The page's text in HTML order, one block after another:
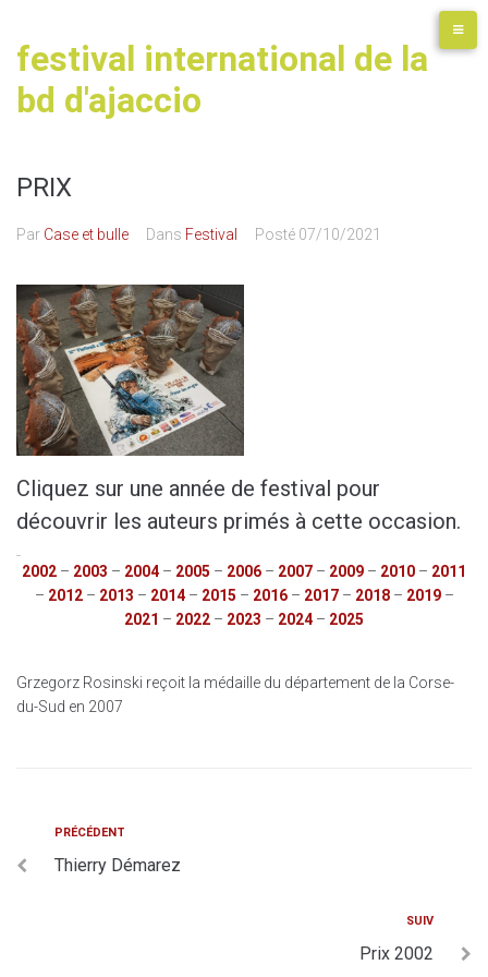
festival international de la
bd d'ajaccio
PRIX
Par Case et bulle Dans Festival Posté 07/10/2021
Cliquez sur une année de festival pour
découvrir les auteurs primés à cette occasion.
2002 – 2003 – 2004 – 2005 – 2006 – 2007 – 2009 – 2010 – 2011
– 2012– 2013 – 2014– 2015 – 2016– 2017– 2018– 2019–
2021 – 2022 – 2023 – 2024 – 2025
Grzegorz Rosinski reçoit la médaille du département de la Corse-
du-Sud en 2007
PRÉCÉDENT
Thierry Démarez
SUIV
Prix 2002